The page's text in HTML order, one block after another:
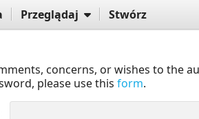
Przeglądaj Stwórz
concerns, or wishes to the
please use this form.